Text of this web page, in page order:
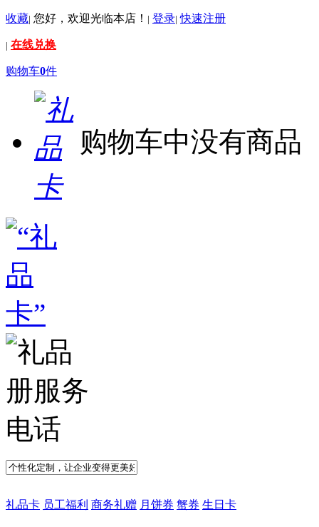
收藏| 您好，欢迎光临本店！ | 登录| 快速注册
| 在线兑换
购物车0件
购物车中没有商品
礼品卡 员工福利 商务礼赠 月饼券 蟹券 生日卡